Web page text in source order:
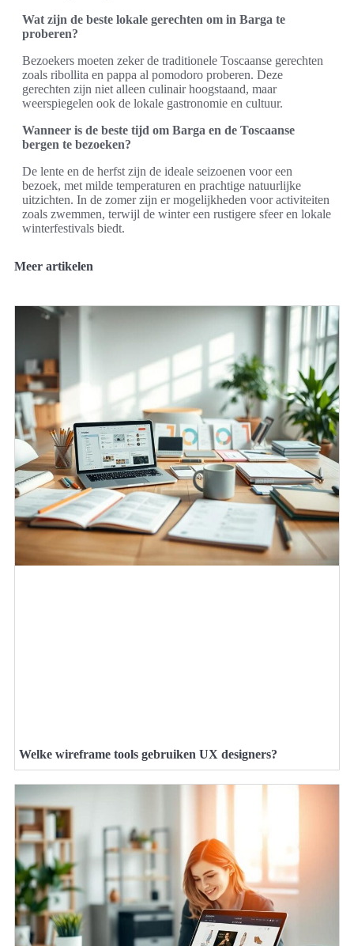
Wat zijn de beste lokale gerechten om in Barga te
proberen?
Bezoekers moeten zeker de traditionele Toscaanse gerechten
zoals ribollita en pappa al pomodoro proberen. Deze
gerechten zijn niet alleen culinair hoogstaand, maar
weerspiegelen ook de lokale gastronomie en cultuur.
Wanneer is de beste tijd om Barga en de Toscaanse
bergen te bezoeken?
De lente en de herfst zijn de ideale seizoenen voor een
bezoek, met milde temperaturen en prachtige natuurlijke
uitzichten. In de zomer zijn er mogelijkheden voor activiteiten
zoals zwemmen, terwijl de winter een rustigere sfeer en lokale
winterfestivals biedt.
Meer artikelen
Welke wireframe tools gebruiken UX designers?